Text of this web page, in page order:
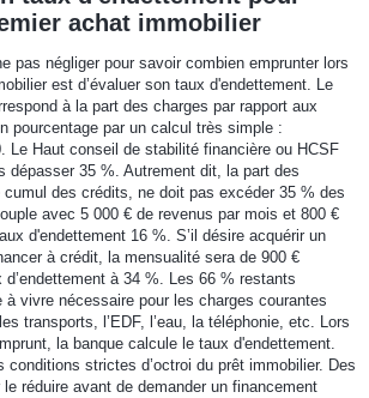
achat immobilier
pas négliger pour savoir combien emprunter lors
est d’évaluer son taux d'endettement. Le
à la part des charges par rapport aux
pourcentage par un calcul très simple :
Le Haut conseil de stabilité financière ou HCSF
dépasser 35 %. Autrement dit, la part des
des crédits, ne doit pas excéder 35 % des
avec 5 000 € de revenus par mois et 800 €
d'endettement 16 %. S’il désire acquérir un
à crédit, la mensualité sera de 900 €
à 34 %. Les 66 % restants
à vivre nécessaire pour les charges courantes
transports, l’EDF, l’eau, la téléphonie, etc. Lors
la banque calcule le taux d'endettement.
conditions strictes d’octroi du prêt immobilier. Des
réduire avant de demander un financement